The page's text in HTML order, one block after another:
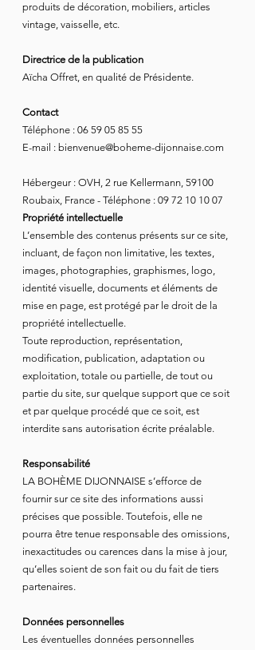
produits de décoration, mobiliers, articles
vintage, vaisselle, etc.
Directrice de la publication
Aïcha Offret, en qualité de Présidente.
Contact
Téléphone : 06 59 05 85 55
E-mail : bienvenue@boheme-dijonnaise.com
Hébergeur : OVH, 2 rue Kellermann, 59100
Roubaix, France - Téléphone : 09 72 10 10 07
Propriété intellectuelle
L’ensemble des contenus présents sur ce site,
incluant, de façon non limitative, les textes,
images, photographies, graphismes, logo,
identité visuelle, documents et éléments de
mise en page, est protégé par le droit de la
propriété intellectuelle.
Toute reproduction, représentation,
modification, publication, adaptation ou
exploitation, totale ou partielle, de tout ou
partie du site, sur quelque support que ce soit
et par quelque procédé que ce soit, est
interdite sans autorisation écrite préalable.
Responsabilité
LA BOHÈME DIJONNAISE s’efforce de
fournir sur ce site des informations aussi
précises que possible. Toutefois, elle ne
pourra être tenue responsable des omissions,
inexactitudes ou carences dans la mise à jour,
qu’elles soient de son fait ou du fait de tiers
partenaires.
Données personnelles
Les éventuelles données personnelles